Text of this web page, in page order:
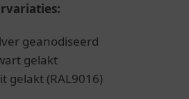
geanodiseerd
gelakt
gelakt (RAL9016)